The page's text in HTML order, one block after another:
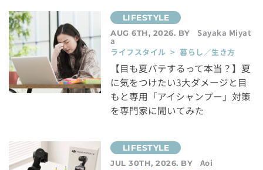
AUG 6TH, 2026. BY Sayaka Miyat
a
ライフスタイル > 暮らし／生き方
【目も夏バテするって本当？】夏
に気をつけたい3大ダメージと目
もと専用「アイシャンプー」対策
を専門家に聞いてみた
JUL 30TH, 2026. BY
Aoi